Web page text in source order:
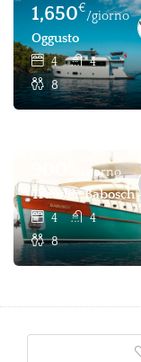
1,650€
/giorno
Oggusto
4
4
8
/Giorno
Trawler
4
4
8